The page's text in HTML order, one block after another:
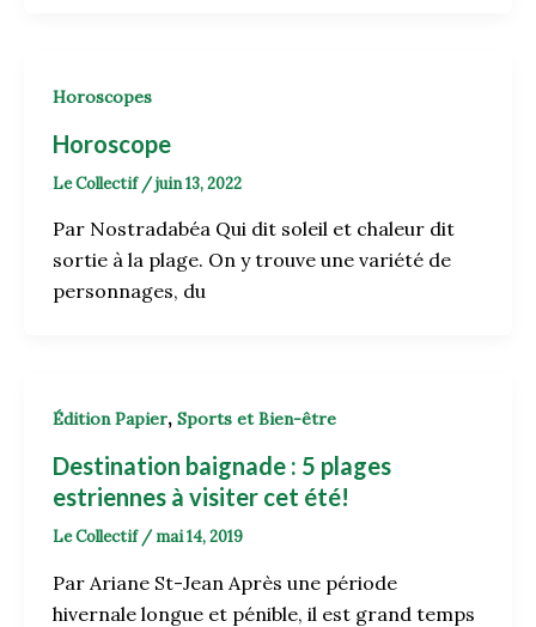
Horoscopes
Horoscope
Le Collectif /juin 13, 2022
Par Nostradabéa Qui dit soleil et chaleur dit
sortie à la plage. On y trouve une variété de
personnages, du
Édition Papier, Sports et Bien-être
Destination baignade : 5 plages
estriennes à visiter cet été!
Le Collectif / mai 14, 2019
Par Ariane St-Jean Après une période
hivernale longue et pénible, il est grand temps